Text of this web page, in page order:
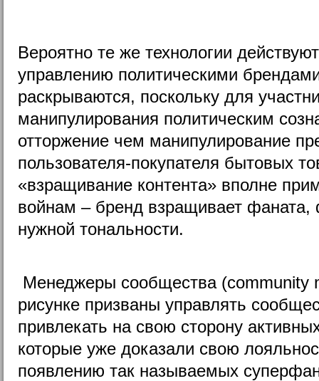
Вероятно те же технологии
управлению политическими
раскрываются, поскольку для
манипулирования политическим
отторжение чем манипулирование
пользователя-покупателя бытовых
«взращивание контента» вполне
войнам – бренд взращивает фаната,
нужной тональности.
Менеджеры сообщества (community
рисунке призваны управлять
привлекать на свою сторону
которые уже доказали свою
появлению так называемых